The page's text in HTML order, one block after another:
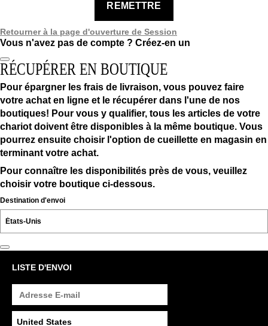
REMETTRE
Retourner à la page d'ouverture de Session
Vous n'avez pas de compte ? Créez-en un
RÉCUPÉRER EN BOUTIQUE
Pour épargner les frais de livraison, vous pouvez faire
votre achat en ligne et le récupérer dans l'une de nos
boutiques! Pour vous y qualifier, tous les articles de votre
chariot doivent être disponibles à la même boutique. Vous
pourrez ensuite choisir l'option de cueillette en magasin en
terminant votre achat.
Pour connaître les disponibilités près de vous, veuillez
choisir votre boutique ci-dessous.
Destination d'envoi
LISTE D'ENVOI